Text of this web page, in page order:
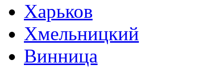
Харьков
Хмельницкий
Винница